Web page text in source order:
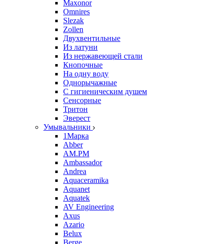
Maxonor
Omnires
Slezak
Zollen
Двухвентильные
Из латуни
Из нержавеющей стали
Кнопочные
На одну воду
Однорычажные
С гигиеническим душем
Сенсорные
Тритон
Эверест
Умывальники
1Марка
Abber
AM.PM
Ambassador
Andrea
Aquaceramika
Aquanet
Aquatek
AV Engineering
Axus
Azario
Belux
Berge